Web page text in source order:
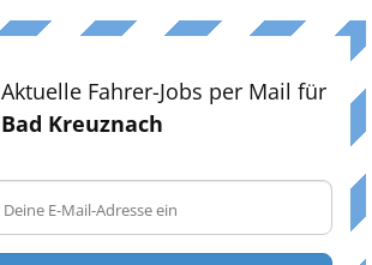
Aktuelle Fahrer-Jobs per Mail für
Bad Kreuznach